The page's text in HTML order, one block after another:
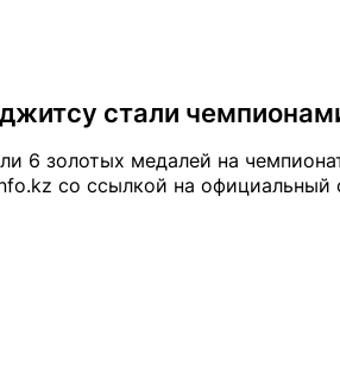
стали
6 золотых медалей на
со ссылкой на официальный